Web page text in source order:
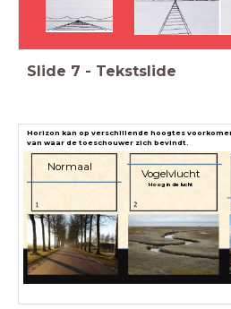
Slide 7 - Tekstslide
Normaal
Vogelvlucht
Horizon kan op verschillende hoogtes
van waar de toeschouwer zich bevindt.
Hoog in de lucht